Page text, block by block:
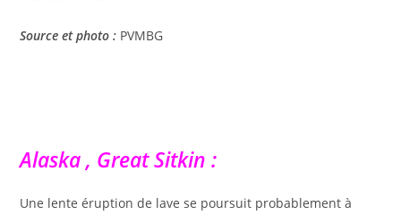
Source et photo : PVMBG
Alaska , Great Sitkin :
Une lente éruption de lave se poursuit probablement à